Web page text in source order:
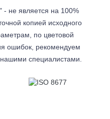
- не является на 100%
копией исходного
по цветовой
ошибок, рекомендуем
нашими специалистами.